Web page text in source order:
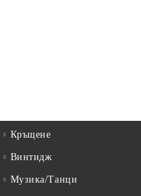
Кръщене
Винтидж
Музика/Танци